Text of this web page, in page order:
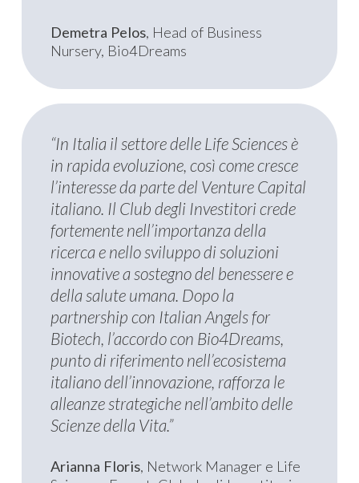
Demetra Pelos, Head of Business
Nursery, Bio4Dreams
“In Italia il settore delle Life Sciences è
in rapida evoluzione, così come cresce
l’interesse da parte del Venture Capital
italiano. Il Club degli Investitori crede
fortemente nell’importanza della
ricerca e nello sviluppo di soluzioni
innovative a sostegno del benessere e
della salute umana. Dopo la
partnership con Italian Angels for
Biotech, l’accordo con Bio4Dreams,
punto di riferimento nell’ecosistema
italiano dell’innovazione, rafforza le
alleanze strategiche nell’ambito delle
Scienze della Vita.”
Arianna Floris, Network Manager e Life